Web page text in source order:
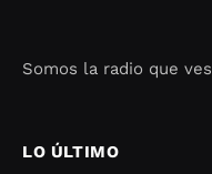
Somos la radio que ves
LO ÚLTIMO